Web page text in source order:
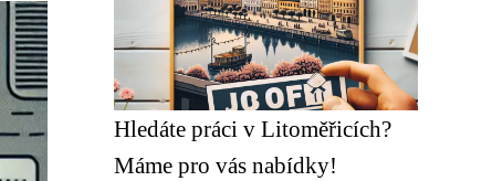
Hledáte práci v Litoměřicích?
Máme pro vás nabídky!